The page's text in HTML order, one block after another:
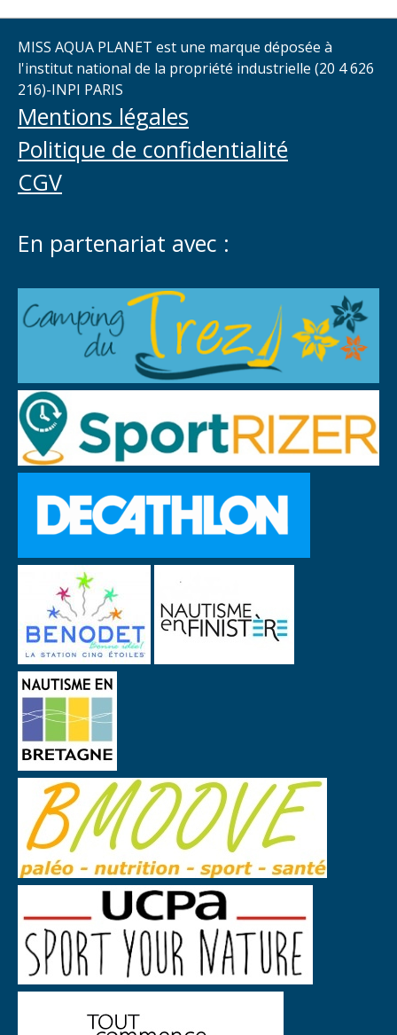
MISS AQUA PLANET est une marque déposée à
l'institut national de la propriété industrielle (20 4 626
216)-INPI PARIS
Mentions légales
Politique de confidentialité
CGV
En partenariat avec :